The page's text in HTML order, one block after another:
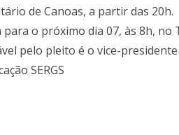
de Canoas, a partir das 20h.
o próximo dia 07, às 8h,
pelo pleito é o vice-presidente
SERGS